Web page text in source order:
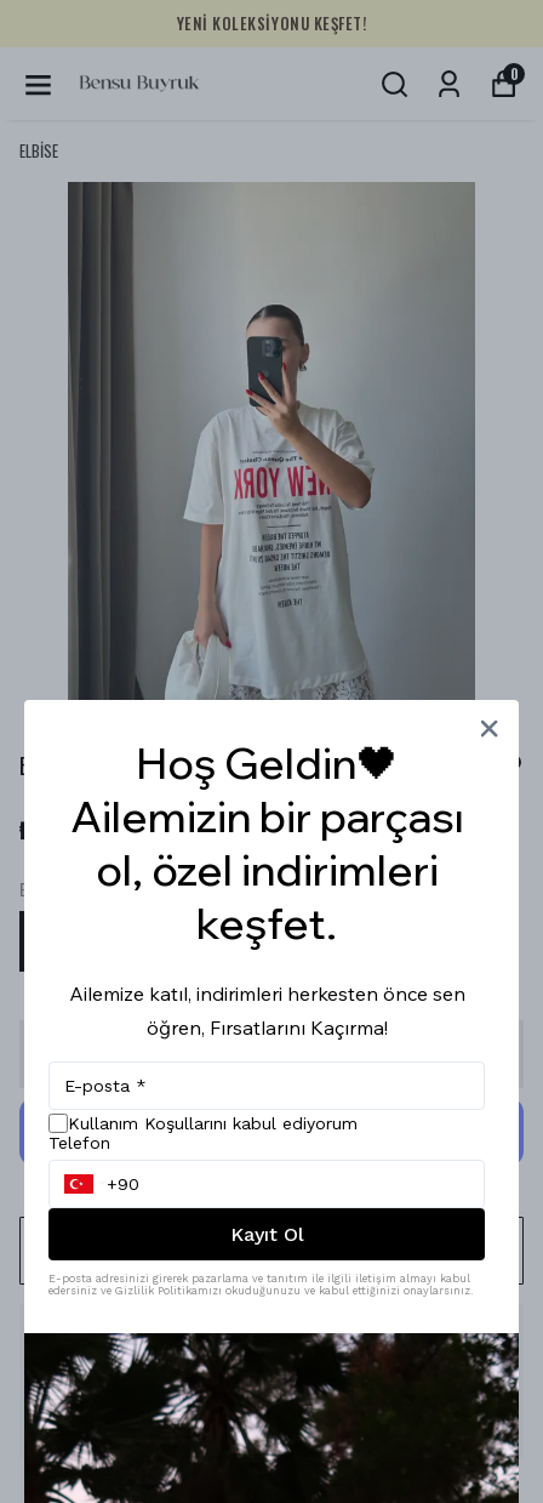
YENİ KOLEKSİYONU KEŞFET!
0
ELBİSE
BEYAZ DANTEL ETEK TSHİRT TAKIM
₺ 799.99
Beden
Stoğa Gelince Haber Ver
WHATSAPP
Ürün Açıklaması
Model Ölçüleri : 167cm/53kg
Modelin Beden : 36/S beden
Ürün İçeriği :-
Ürün Boyu : -
Hoş Geldin🖤
Ailemizin bir parçası
ol, özel indirimleri
keşfet.
Ailemize katıl, indirimleri herkesten önce sen
öğren, Fırsatlarını Kaçırma!
Kullanım Koşullarını kabul ediyorum
Telefon
Kayıt Ol
E-posta adresinizi girerek pazarlama ve tanıtım ile ilgili iletişim almayı kabul
edersiniz ve Gizlilik Politikamızı okuduğunuzu ve kabul ettiğinizi onaylarsınız.